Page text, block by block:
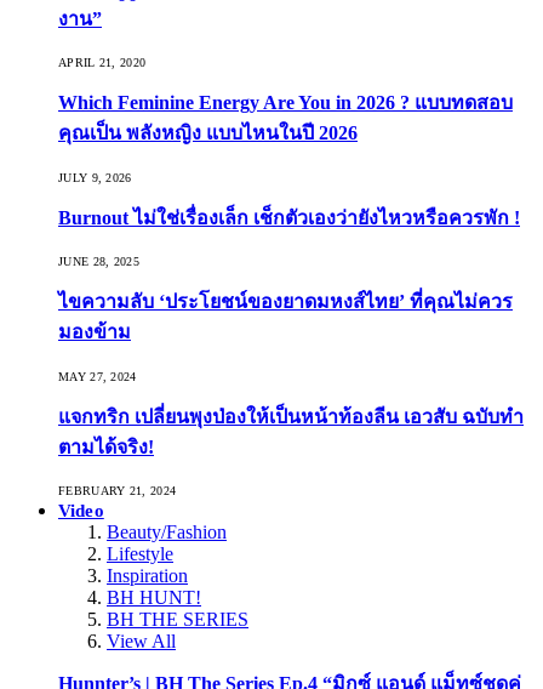
งาน”
APRIL 21, 2020
Which Feminine Energy Are You in 2026 ? แบบทดสอบ
คุณเป็น พลังหญิง แบบไหนในปี 2026
JULY 9, 2026
Burnout ไม่ใช่เรื่องเล็ก เช็กตัวเองว่ายังไหวหรือควรพัก !
JUNE 28, 2025
ไขความลับ ‘ประโยชน์ของยาดมหงส์ไทย’ ที่คุณไม่ควร
มองข้าม
MAY 27, 2024
แจกทริก เปลี่ยนพุงป่องให้เป็นหน้าท้องลีน เอวสับ ฉบับทำ
ตามได้จริง!
FEBRUARY 21, 2024
Video
Beauty/Fashion
Lifestyle
Inspiration
BH HUNT!
BH THE SERIES
View All
Hunnter’s | BH The Series Ep.4 “มิกซ์ แอนด์ แม็ทซ์ชุดคู่